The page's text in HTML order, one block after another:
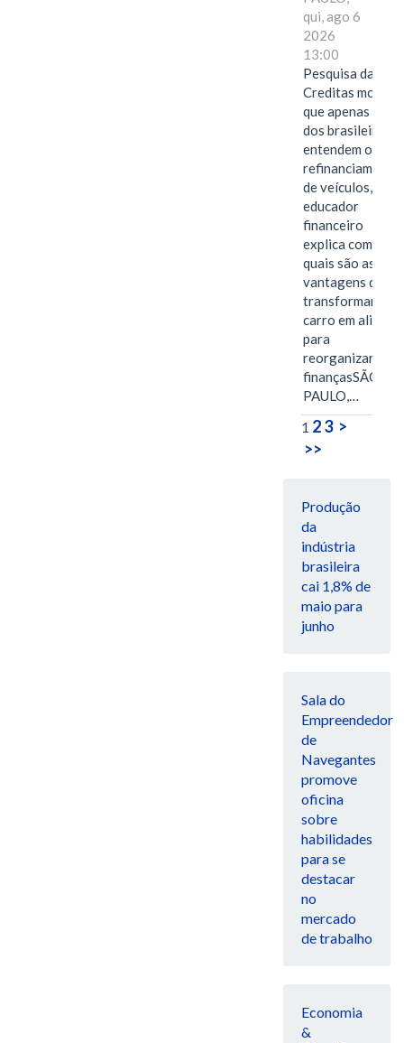
qui, ago 6
2026
13:00
Pesquisa da
Creditas mostra
que apenas 28%
dos brasileiros
entendem o
refinanciamento
de veículos,
educador
financeiro
explica como e
quais são as
vantagens de
transformar o
carro em aliado
para
reorganizar as
finançasSÃO
PAULO,…
1 23 >
>>
Produção
da
indústria
brasileira
cai 1,8% de
maio para
junho
Sala do
Empreendedor
de
Navegantes
promove
oficina
sobre
habilidades
para se
destacar
no
mercado
de trabalho
Economia
&